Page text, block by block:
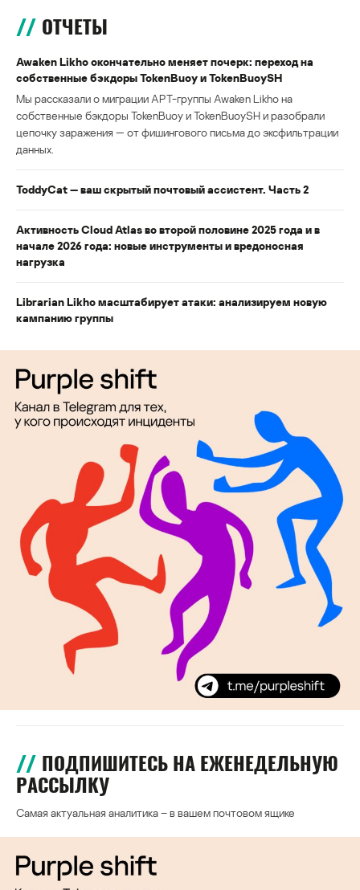
ОТЧЕТЫ
Awaken Likho окончательно меняет почерк: переход на
собственные бэкдоры TokenBuoy и TokenBuoySH
Мы рассказали о миграции APT-группы Awaken Likho на
собственные бэкдоры TokenBuoy и TokenBuoySH и разобрали
цепочку заражения — от фишингового письма до эксфильтрации
данных.
ToddyCat — ваш скрытый почтовый ассистент. Часть 2
Активность Cloud Atlas во второй половине 2025 года и в
начале 2026 года: новые инструменты и вредоносная
нагрузка
Librarian Likho масштабирует атаки: анализируем новую
кампанию группы
ПОДПИШИТЕСЬ НА ЕЖЕНЕДЕЛЬНУЮ
РАССЫЛКУ
Самая актуальная аналитика – в вашем почтовом ящике